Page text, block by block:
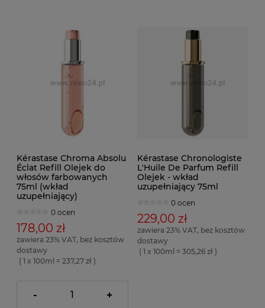
Kérastase Chroma Absolu
Éclat Refill Olejek do
włosów farbowanych
75ml (wkład
uzupełniający)
0 ocen
178,00 zł
zawiera 23% VAT, bez kosztów
dostawy
( 1 x 100ml = 237,27 zł )
- +
Kérastase Chronologiste
L'Huile De Parfum Refill
Olejek - wkład
uzupełniający 75ml
0 ocen
229,00 zł
zawiera 23% VAT, bez kosztów
dostawy
( 1 x 100ml = 305,26 zł )